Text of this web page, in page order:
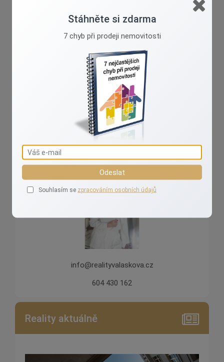
Pokud plánujete renovaci svého domova a máte
pocit, že se dostatečně nevyznáte v dnešních
obrátit prostřednictvím tohoto webu – společně
najdeme nejlepší řešení pro váš projekt!
Ivana Valášková
Realizuji vaše sny o domově!
info@realityvalaskova.cz
604 430 162
Reality aktuálně
Stáhněte si zdarma
7 chyb při prodeji nemovitosti
Odeslat
Souhlasím se zpracováním osobních údajů